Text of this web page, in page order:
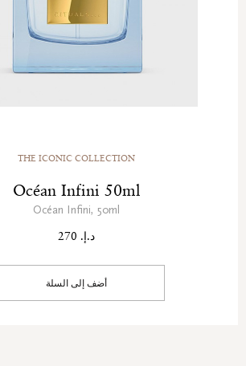
THE ICONIC COLLECTION
Océan Infini 50ml
Océan Infini, 50ml
د.إ. 270
أضف إلى السلة